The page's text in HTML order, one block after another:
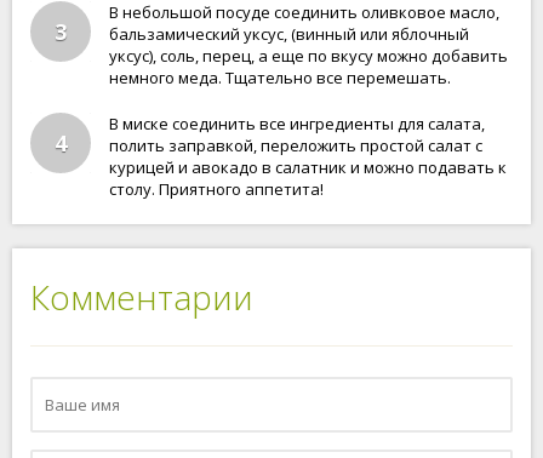
3
В небольшой посуде соединить оливковое масло,
бальзамический уксус, (винный или яблочный
уксус), соль, перец, а еще по вкусу можно добавить
немного меда. Тщательно все перемешать.
4
В миске соединить все ингредиенты для салата,
полить заправкой, переложить простой салат с
курицей и авокадо в салатник и можно подавать к
столу. Приятного аппетита!
Комментарии